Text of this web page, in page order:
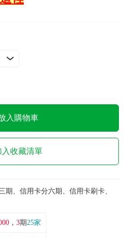
入購物車
入收藏清單
期、信用卡分六期、信用卡刷卡、
， 3期25家